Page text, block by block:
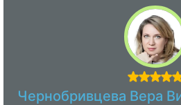
Чернобривцева Вера